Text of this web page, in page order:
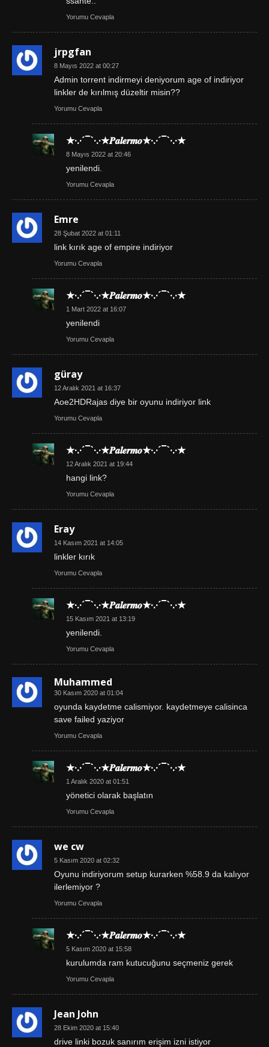
Yorumu Cevapla
jrpgfan
8 Mayıs 2022 at 00:27
Admin torrent indirmeyi deniyorum age of indiriyor
linkler de kırılmış düzeltir misin??
Yorumu Cevapla
★·.·´¯`·.·★𝑷𝒂𝒍𝒆𝒓𝒎𝒐★·.·´¯`·.·★
8 Mayıs 2022 at 20:46
yenilendi.
Yorumu Cevapla
Emre
28 Şubat 2022 at 01:11
link kırık age of empire indiriyor
Yorumu Cevapla
★·.·´¯`·.·★𝑷𝒂𝒍𝒆𝒓𝒎𝒐★·.·´¯`·.·★
1 Mart 2022 at 16:07
yenilendi
Yorumu Cevapla
güray
12 Aralık 2021 at 16:37
Aoe2HDRajas diye bir oyunu indiriyor link
Yorumu Cevapla
★·.·´¯`·.·★𝑷𝒂𝒍𝒆𝒓𝒎𝒐★·.·´¯`·.·★
12 Aralık 2021 at 19:44
hangi link?
Yorumu Cevapla
Eray
14 Kasım 2021 at 14:05
linkler kırık
Yorumu Cevapla
★·.·´¯`·.·★𝑷𝒂𝒍𝒆𝒓𝒎𝒐★·.·´¯`·.·★
15 Kasım 2021 at 13:19
yenilendi.
Yorumu Cevapla
Muhammed
30 Kasım 2020 at 01:04
oyunda kaydetme calismiyor. kaydetmeye calisinca
save failed yaziyor
Yorumu Cevapla
★·.·´¯`·.·★𝑷𝒂𝒍𝒆𝒓𝒎𝒐★·.·´¯`·.·★
1 Aralık 2020 at 01:51
yönetici olarak başlatın
Yorumu Cevapla
we cw
5 Kasım 2020 at 02:32
Oyunu indiriyorum setup kurarken %58.9 da kalıyor
ilerlemiyor ?
Yorumu Cevapla
★·.·´¯`·.·★𝑷𝒂𝒍𝒆𝒓𝒎𝒐★·.·´¯`·.·★
5 Kasım 2020 at 15:58
kurulumda ram kutucuğunu seçmeniz gerek
Yorumu Cevapla
Jean John
28 Ekim 2020 at 15:40
drive linki bozuk sanırım erişim izni istiyor